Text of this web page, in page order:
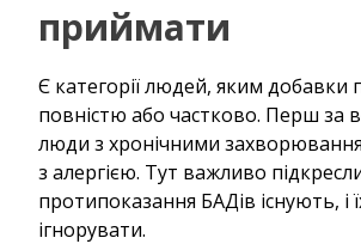
приймати
Є категорії людей, яким добавки
повністю або частково. Перш за
люди з хронічними
з алергією. Тут важливо
протипоказання БАДів існують, і
ігнорувати.